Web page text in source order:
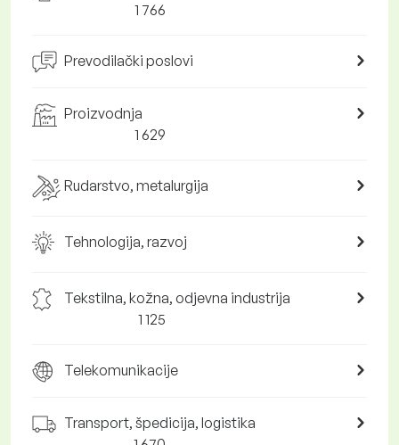
1 766
Prevodilački poslovi
Proizvodnja
1 629
Rudarstvo, metalurgija
Tehnologija, razvoj
Tekstilna, kožna, odjevna industrija
1 125
Telekomunikacije
Transport, špedicija, logistika